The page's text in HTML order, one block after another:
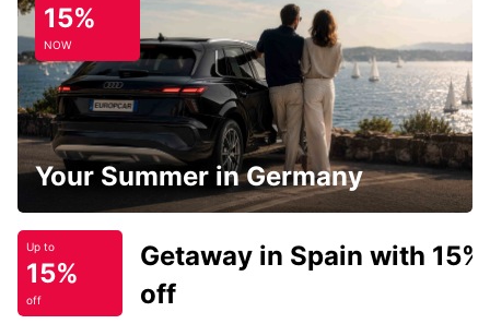
15%
NOW
Your Summer in Germany
Up to
15%
off
Getaway in Spain with 15%
off